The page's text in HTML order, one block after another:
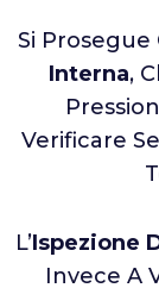
Si Prosegue
Interna,
Verificare
L’Ispezione
Invece A